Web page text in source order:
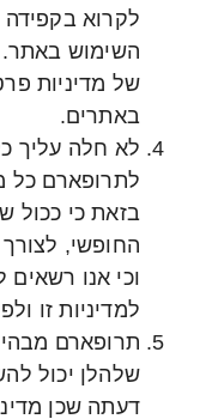
לקרוא
השימוש
של מדיניות
באתרים.
לא חלה עליך
לתרופארם כל
בזאת כי ככול
החופשי,
וכי אנו
למדיניות זו
תרופארם
שלהלן יכול
דעתה שכן